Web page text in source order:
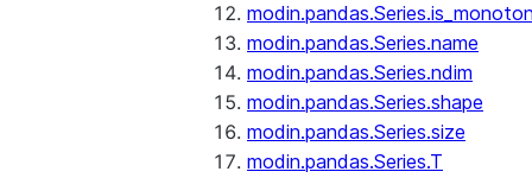
modin.pandas.Series.name
modin.pandas.Series.ndim
modin.pandas.Series.shape
modin.pandas.Series.size
modin.pandas.Series.T